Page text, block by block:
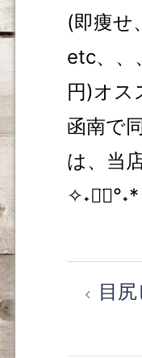
(即痩せ
etc、、
円)オス
函南で
は、当
✧˖◡̈⃝°˖*
投
目